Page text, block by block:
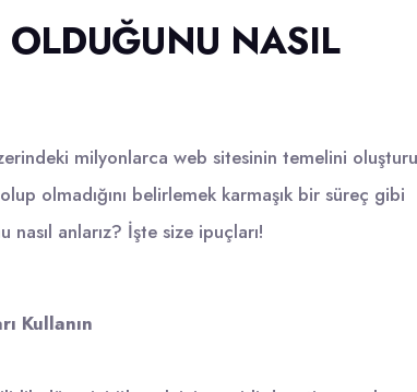
NASIL
milyonlarca web sitesinin temelini
olmadığını belirlemek karmaşık bir süreç gibi
anlarız? İşte size ipuçları!
Kullanın